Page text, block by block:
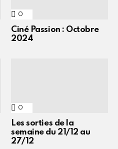
0
Ciné Passion : Octobre
2024
0
Les sorties de la
semaine du 21/12 au
27/12